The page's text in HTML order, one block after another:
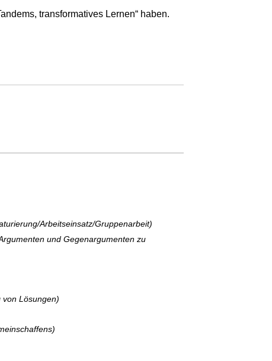
transformatives Lernen“ haben.
Arbeitseinsatz/Gruppenarbeit)
und Gegenargumenten zu
Lösungen)